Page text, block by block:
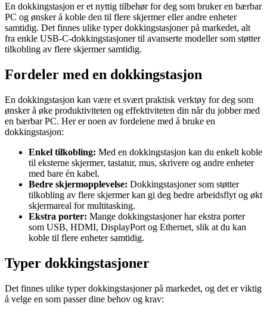
En dokkingstasjon er et nyttig tilbehør for deg som bruker en bærbar
PC og ønsker å koble den til flere skjermer eller andre enheter
samtidig. Det finnes ulike typer dokkingstasjoner på markedet, alt
fra enkle USB-C-dokkingstasjoner til avanserte modeller som støtter
tilkobling av flere skjermer samtidig.
Fordeler med en dokkingstasjon
En dokkingstasjon kan være et svært praktisk verktøy for deg som
ønsker å øke produktiviteten og effektiviteten din når du jobber med
en bærbar PC. Her er noen av fordelene med å bruke en
dokkingstasjon:
Enkel tilkobling: Med en dokkingstasjon kan du enkelt koble
til eksterne skjermer, tastatur, mus, skrivere og andre enheter
med bare én kabel.
Bedre skjermopplevelse: Dokkingstasjoner som støtter
tilkobling av flere skjermer kan gi deg bedre arbeidsflyt og økt
skjermareal for multitasking.
Ekstra porter: Mange dokkingstasjoner har ekstra porter
som USB, HDMI, DisplayPort og Ethernet, slik at du kan
koble til flere enheter samtidig.
Typer dokkingstasjoner
Det finnes ulike typer dokkingstasjoner på markedet, og det er viktig
å velge en som passer dine behov og krav: